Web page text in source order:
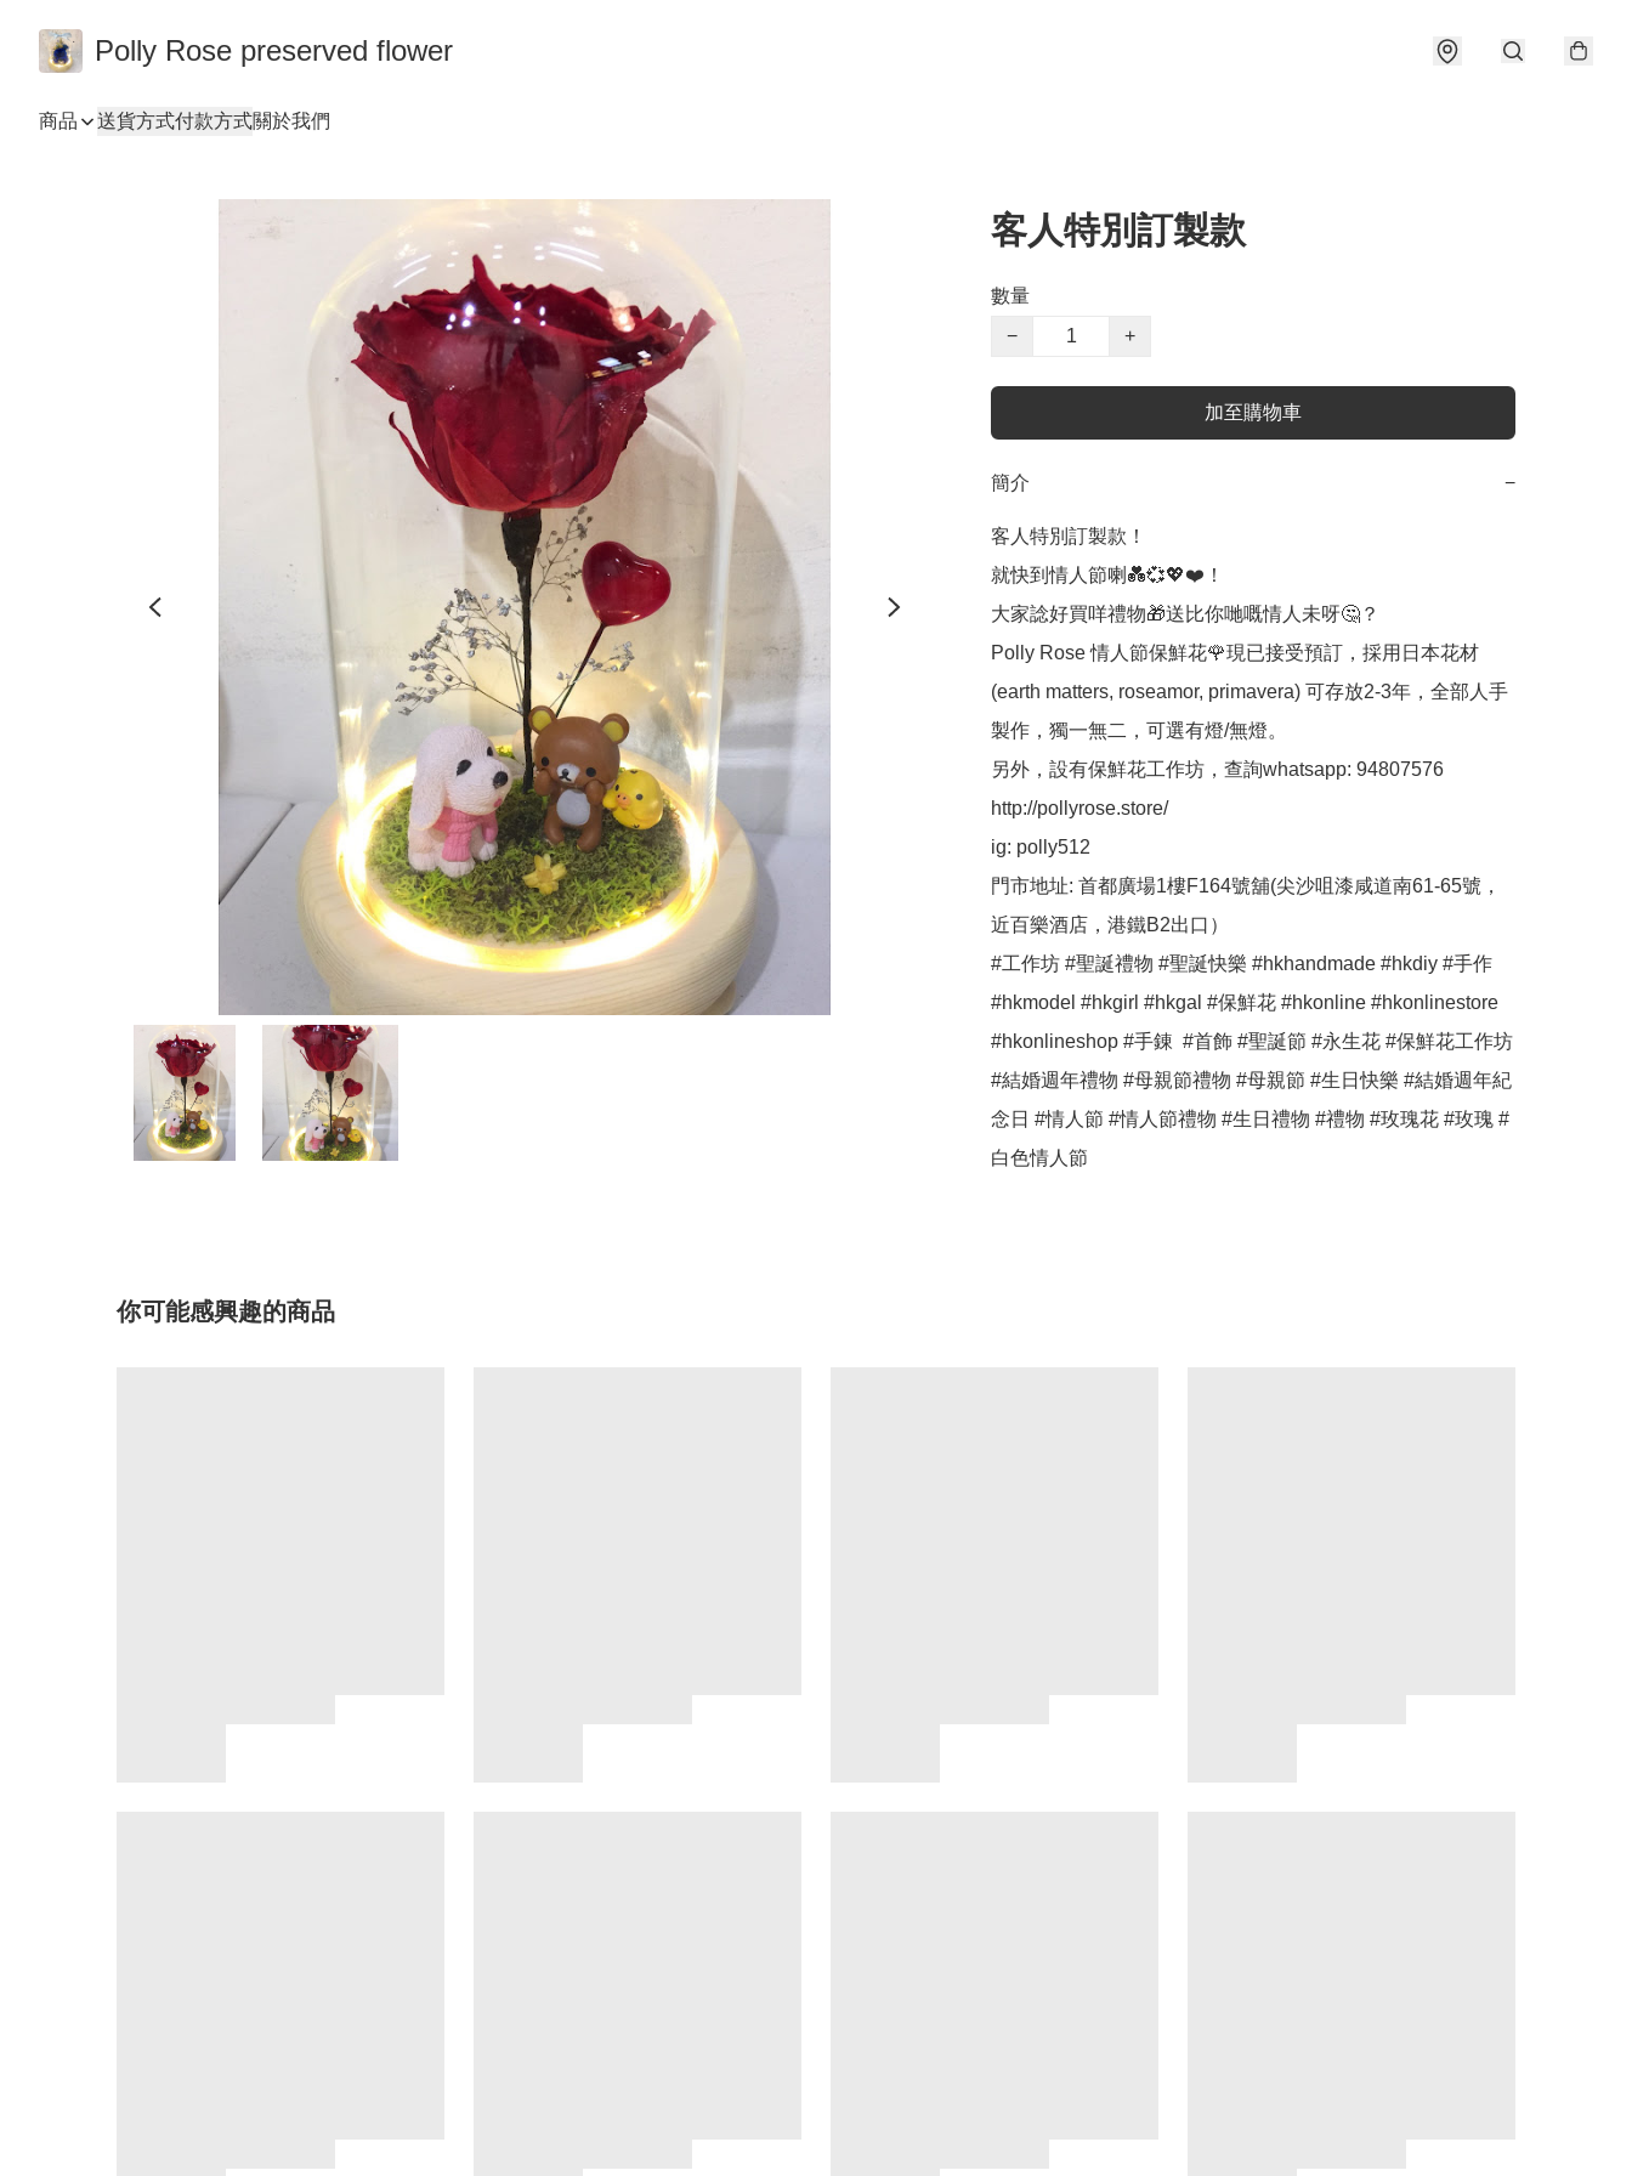
Polly Rose preserved flower
商品 送貨方式付款方式關於我們
客人特別訂製款
數量
−
+
加至購物車
簡介 −
客人特別訂製款！
就快到情人節喇💑💞💖❤️！
大家諗好買咩禮物🎁送比你哋嘅情人未呀🤔？
Polly Rose 情人節保鮮花🌹現已接受預訂，採用日本花材
(earth matters, roseamor, primavera) 可存放2-3年，全部人手
製作，獨一無二，可選有燈/無燈。
另外，設有保鮮花工作坊，查詢whatsapp: 94807576
http://pollyrose.store/
ig: polly512
門市地址: 首都廣場1樓F164號舖(尖沙咀漆咸道南61-65號，
近百樂酒店，港鐵B2出口）
#工作坊 #聖誕禮物 #聖誕快樂 #hkhandmade #hkdiy #手作
#hkmodel #hkgirl #hkgal #保鮮花 #hkonline #hkonlinestore
#hkonlineshop #手錬  #首飾 #聖誕節 #永生花 #保鮮花工作坊
#結婚週年禮物 #母親節禮物 #母親節 #生日快樂 #結婚週年紀
念日 #情人節 #情人節禮物 #生日禮物 #禮物 #玫瑰花 #玫瑰 #
白色情人節
你可能感興趣的商品